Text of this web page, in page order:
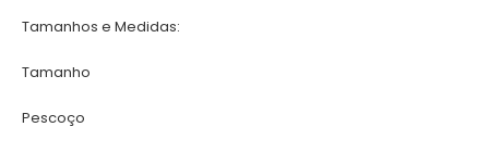
Tamanhos e Medidas:
Tamanho
Pescoço